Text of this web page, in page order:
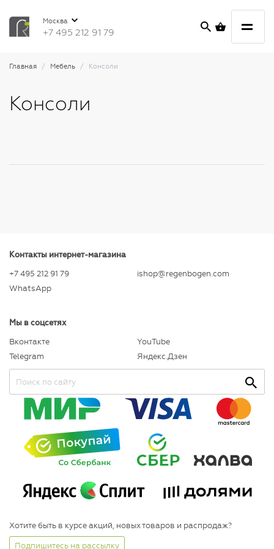
Москва
+7 495 212 91 79
Главная Мебель Консоли
Консоли
Контакты интернет-магазина
+7 495 212 91 79
WhatsApp
ishop@regenbogen.com
Мы в соцсетях
Вконтакте
Telegram
YouTube
Яндекс.Дзен
Хотите быть в курсе акций, новых товаров и распродаж?
Подпишитесь на рассылку